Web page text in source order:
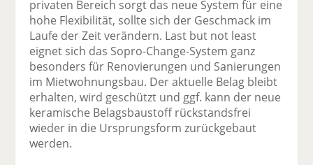
privaten Bereich sorgt das neue System für eine
hohe Flexibilität, sollte sich der Geschmack im
Laufe der Zeit verändern. Last but not least
eignet sich das Sopro-Change-System ganz
besonders für Renovierungen und Sanierungen
im Mietwohnungsbau. Der aktuelle Belag bleibt
erhalten, wird geschützt und ggf. kann der neue
keramische Belagsbaustoff rückstandsfrei
wieder in die Ursprungsform zurückgebaut
werden.